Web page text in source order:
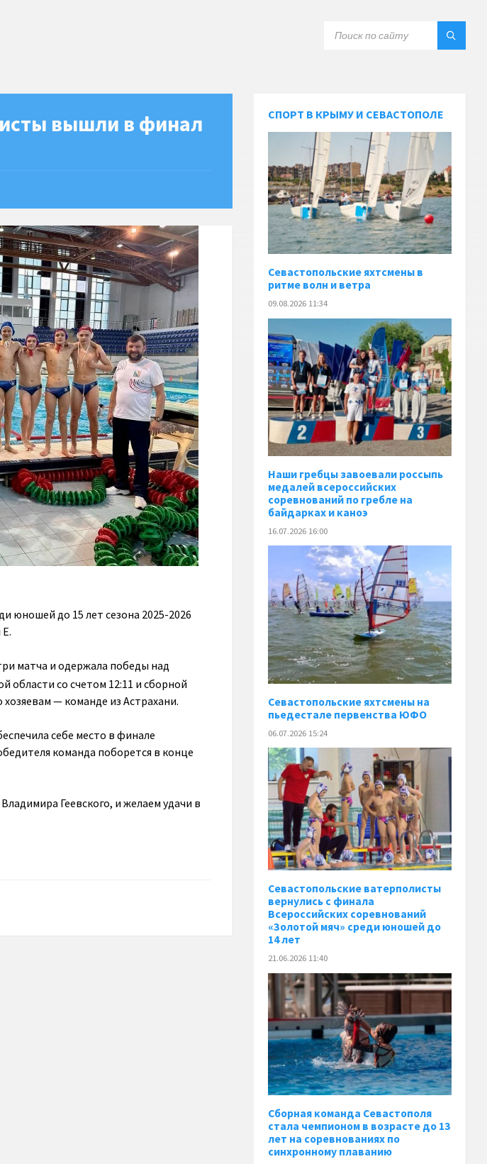
вышли в финал
юношей до 15 лет сезона 2025-2026
матча и одержала победы над
области со счетом 12:11 и сборной
хозяевам — команде из Астрахани.
себе место в финале
команда поборется в конце
Геевского, и желаем удачи в
СПОРТ В КРЫМУ И СЕВАСТОПОЛЕ
Севастопольские яхтсмены в
ритме волн и ветра
09.08.2026 11:34
Наши гребцы завоевали россыпь
медалей всероссийских
соревнований по гребле на
байдарках и каноэ
16.07.2026 16:00
️Севастопольские яхтсмены на
пьедестале первенства ЮФО
06.07.2026 15:24
Севастопольские ватерполисты
вернулись с финала
Всероссийских соревнований
«Золотой мяч» среди юношей до
14 лет
21.06.2026 11:40
Сборная команда Севастополя
стала чемпионом в возрасте до 13
лет на соревнованиях по
синхронному плаванию